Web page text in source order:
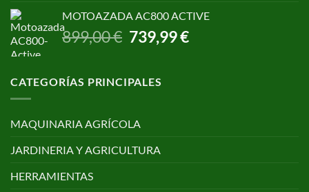
era:
582,46 €.
es:
484,99 €.
MOTOAZADA AC800 ACTIVE
899,00€ El
precio
era:
739,99€El
CATEGORÍAS PRINCIPALES
MAQUINARIA AGRÍCOLA
JARDINERIA Y AGRICULTURA
HERRAMIENTAS